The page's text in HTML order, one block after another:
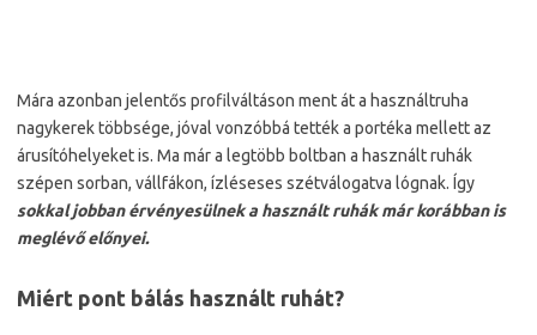
Mára azonban jelentős profilváltáson ment át a használtruha
nagykerek többsége, jóval vonzóbbá tették a portéka mellett az
árusítóhelyeket is. Ma már a legtöbb boltban a használt ruhák
szépen sorban, vállfákon, ízléseses szétválogatva lógnak. Így
sokkal jobban érvényesülnek a használt ruhák már korábban is
meglévő előnyei.
Miért pont bálás használt ruhát?